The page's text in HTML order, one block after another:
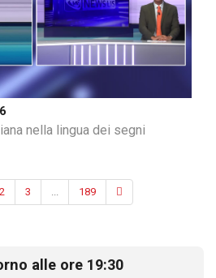
nella lingua dei segni
2 3 189
alle ore 19:30